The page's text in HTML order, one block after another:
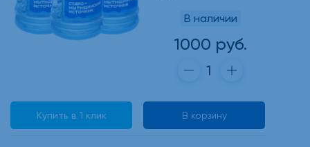
В наличии
1000 руб.
Купить в 1 клик В корзину